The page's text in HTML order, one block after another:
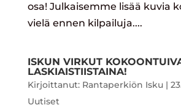
osa! Julkaisemme lisää kuvia
vielä ennen kilpailuja....
ISKUN VIRKUT
LASKIAISTIISTAINA!
Kirjoittanut: Rantaperkiön Isku|
Uutiset